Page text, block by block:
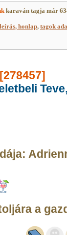
karaván tagja már
honlap, tagok
a